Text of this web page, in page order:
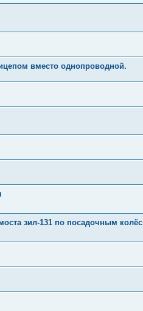
вместо однопроводной.
зил-131 по посадочным колёс